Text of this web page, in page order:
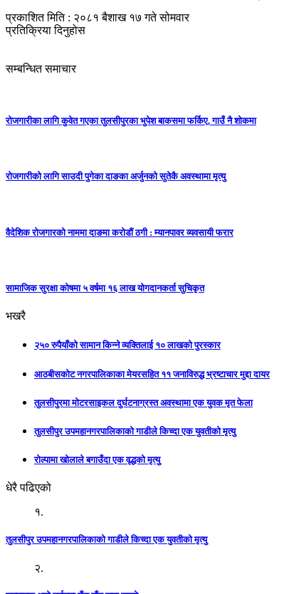
प्रकाशित मिति : २०८१ बैशाख १७ गते सोमवार
प्रतिक्रिया दिनुहोस
सम्बन्धित समाचार
रोजगारीका लागि कुवेत गएका तुलसीपुरका भुपेश बाकसमा फर्किए, गाउँ नै शोकमा
रोजगारीको लागि साउदी पुगेका दाङका अर्जुनको सुतेकै अवस्थामा मृत्यु
वैदेशिक रोजगारको नाममा दाङमा करोडौं ठगी : म्यानपावर व्यवसायी फरार
सामाजिक सुरक्षा कोषमा ५ वर्षमा १६ लाख योगदानकर्ता सुचिकृत
भखरै
२५० रुपैयाँको सामान किन्ने व्यक्तिलाई १० लाखको पुरस्कार
आठबीसकोट नगरपालिकाका मेयरसहित ११ जनाविरुद्ध भ्रष्टाचार मुद्दा दायर
तुलसीपुरमा माेटरसाइकल दुर्घटनाग्रस्त अवस्थामा एक युवक मृत फेला
तुलसीपुर उपमहानगरपालिकाकाे गाडीले किच्दा एक युवतीकाे मृत्यु
रोल्पामा खोलाले बगाउँदा एक वृद्धको मृत्यु
धेरै पढिएको
१.
तुलसीपुर उपमहानगरपालिकाकाे गाडीले किच्दा एक युवतीकाे मृत्यु
२.